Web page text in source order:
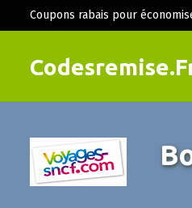
Coupons rabais pour